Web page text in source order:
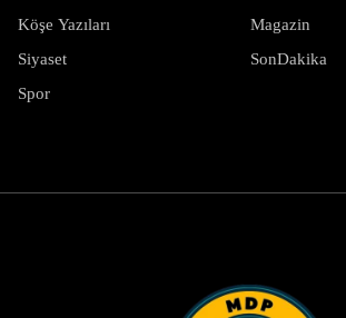
Köşe Yazıları Magazin
Siyaset SonDakika
Spor